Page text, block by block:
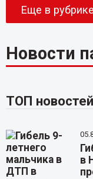
Еще в рубрике
Новости
ТОП новостей
в